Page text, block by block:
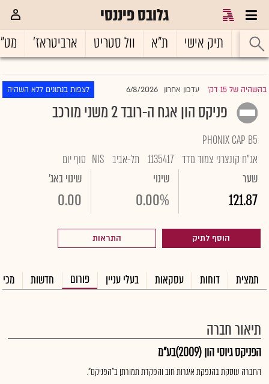
גלובס פיננסי
ראשי תיק אישי ת"א וול סטריט ארביטראז'
בהשהיה של 15 דק' |עדכון אחרון 6/8/2026 לצפות בנתונים ללא השהיה
פניקס הון אגח ה-רובד 2 משני מורכב
PHONIX CAP B5
אג"ח קונצרני צמוד מדד 1135417 תל-אביב NIS סוף יום
שער
121.87
שינוי
0.00%
שינוי באג'
0.00
הוסף לתיק התראות
תמצית דוחות עסקאות בעלי עניין פורום חדשות
תיאור חברה
הפניקס גיוסי הון (2009)בע"מ
החברה עוסקת בהנפקת איגרות חוב והפקדת תמורתן ב"הפניקס".